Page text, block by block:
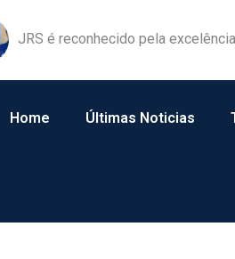
JRS é reconhecido pela
Home Últimas Noticias